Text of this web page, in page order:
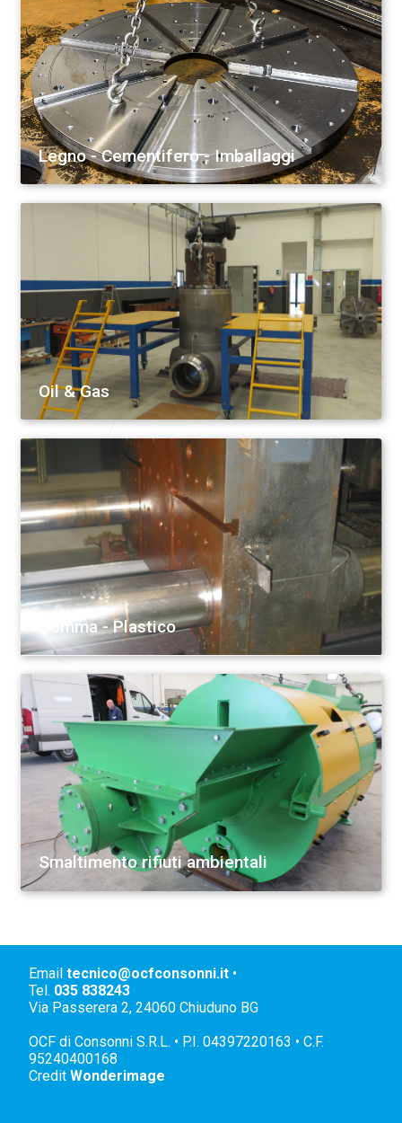
Legno - Cementifero - Imballaggi
Oil & Gas
Gomma - Plastico
Smaltimento rifiuti ambientali
Emailtecnico@ocfconsonni.it •
Tel. 035 838243
Via Passerera 2, 24060 Chiuduno BG
OCF di Consonni S.R.L. • P.I. 04397220163 • C.F.
95240400168
CreditWonderimage